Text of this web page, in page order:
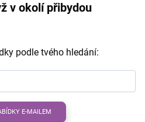
v okolí přibydou
podle tvého hledání:
E-MAILEM